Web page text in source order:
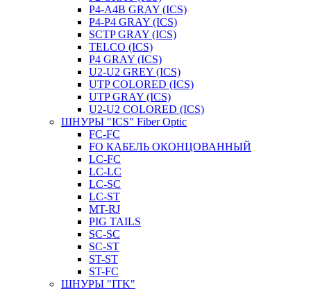
P4-A4B GRAY (ICS)
P4-P4 GRAY (ICS)
SCTP GRAY (ICS)
TELCO (ICS)
P4 GRAY (ICS)
U2-U2 GREY (ICS)
UTP COLORED (ICS)
UTP GRAY (ICS)
U2-U2 COLORED (ICS)
ШНУРЫ "ICS" Fiber Optic
FC-FC
FO КАБЕЛЬ ОКОНЦОВАННЫЙ
LC-FC
LC-LC
LC-SC
LС-ST
MT-RJ
PIG TAILS
SC-SC
SC-ST
ST-ST
ST-FC
ШНУРЫ "ITK"